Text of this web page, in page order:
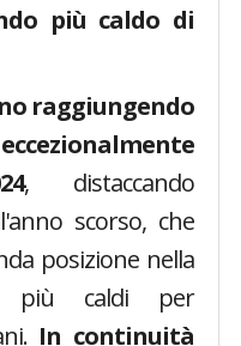
più caldo di
raggiungendo
, distaccando
scorso, che
posizione nella
più caldi per
In continuità